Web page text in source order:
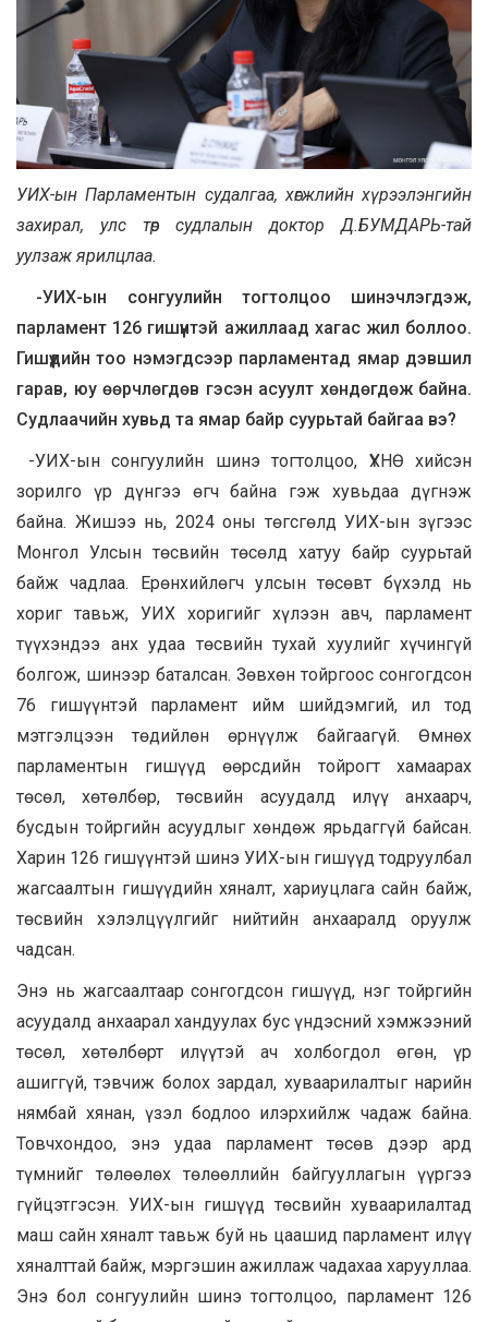
УИХ-ын Парламентын судалгаа, хөгжлийн хүрээлэнгийн
захирал, улс төр судлалын доктор Д.БУМДАРЬ-тай
уулзаж ярилцлаа.
-УИХ-ын сонгуулийн тогтолцоо шинэчлэгдэж,
парламент 126 гишүүнтэй ажиллаад хагас жил боллоо.
Гишүүдийн тоо нэмэгдсээр парламентад ямар дэвшил
гарав, юу өөрчлөгдөв гэсэн асуулт хөндөгдөж байна.
Судлаачийн хувьд та ямар байр суурьтай байгаа вэ?
-УИХ-ын сонгуулийн шинэ тогтолцоо, ҮХНӨ хийсэн
зорилго үр дүнгээ өгч байна гэж хувьдаа дүгнэж
байна. Жишээ нь, 2024 оны төгсгөлд УИХ-ын зүгээс
Монгол Улсын төсвийн төсөлд хатуу байр суурьтай
байж чадлаа. Ерөнхийлөгч улсын төсөвт бүхэлд нь
хориг тавьж, УИХ хоригийг хүлээн авч, парламент
түүхэндээ анх удаа төсвийн тухай хуулийг хүчингүй
болгож, шинээр баталсан. Зөвхөн тойргоос сонгогдсон
76 гишүүнтэй парламент ийм шийдэмгий, ил тод
мэтгэлцээн төдийлөн өрнүүлж байгаагүй. Өмнөх
парламентын гишүүд өөрсдийн тойрогт хамаарах
төсөл, хөтөлбөр, төсвийн асуудалд илүү анхаарч,
бусдын тойргийн асуудлыг хөндөж ярьдаггүй байсан.
Харин 126 гишүүнтэй шинэ УИХ-ын гишүүд тодруулбал
жагсаалтын гишүүдийн хяналт, хариуцлага сайн байж,
төсвийн хэлэлцүүлгийг нийтийн анхааралд оруулж
чадсан.
Энэ нь жагсаалтаар сонгогдсон гишүүд, нэг тойргийн
асуудалд анхаарал хандуулах бус үндэсний хэмжээний
төсөл, хөтөлбөрт илүүтэй ач холбогдол өгөн, үр
ашиггүй, тэвчиж болох зардал, хуваарилалтыг нарийн
нямбай хянан, үзэл бодлоо илэрхийлж чадаж байна.
Товчхондоо, энэ удаа парламент төсөв дээр ард
түмнийг төлөөлөх төлөөллийн байгууллагын үүргээ
гүйцэтгэсэн. УИХ-ын гишүүд төсвийн хуваарилалтад
маш сайн хяналт тавьж буй нь цаашид парламент илүү
хяналттай байж, мэргэшин ажиллаж чадахаа харууллаа.
Энэ бол сонгуулийн шинэ тогтолцоо, парламент 126